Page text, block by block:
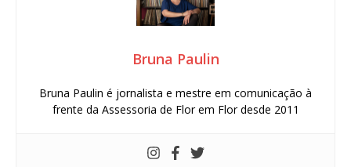
Bruna Paulin
Bruna Paulin é jornalista e mestre em comunicação à
frente da Assessoria de Flor em Flor desde 2011